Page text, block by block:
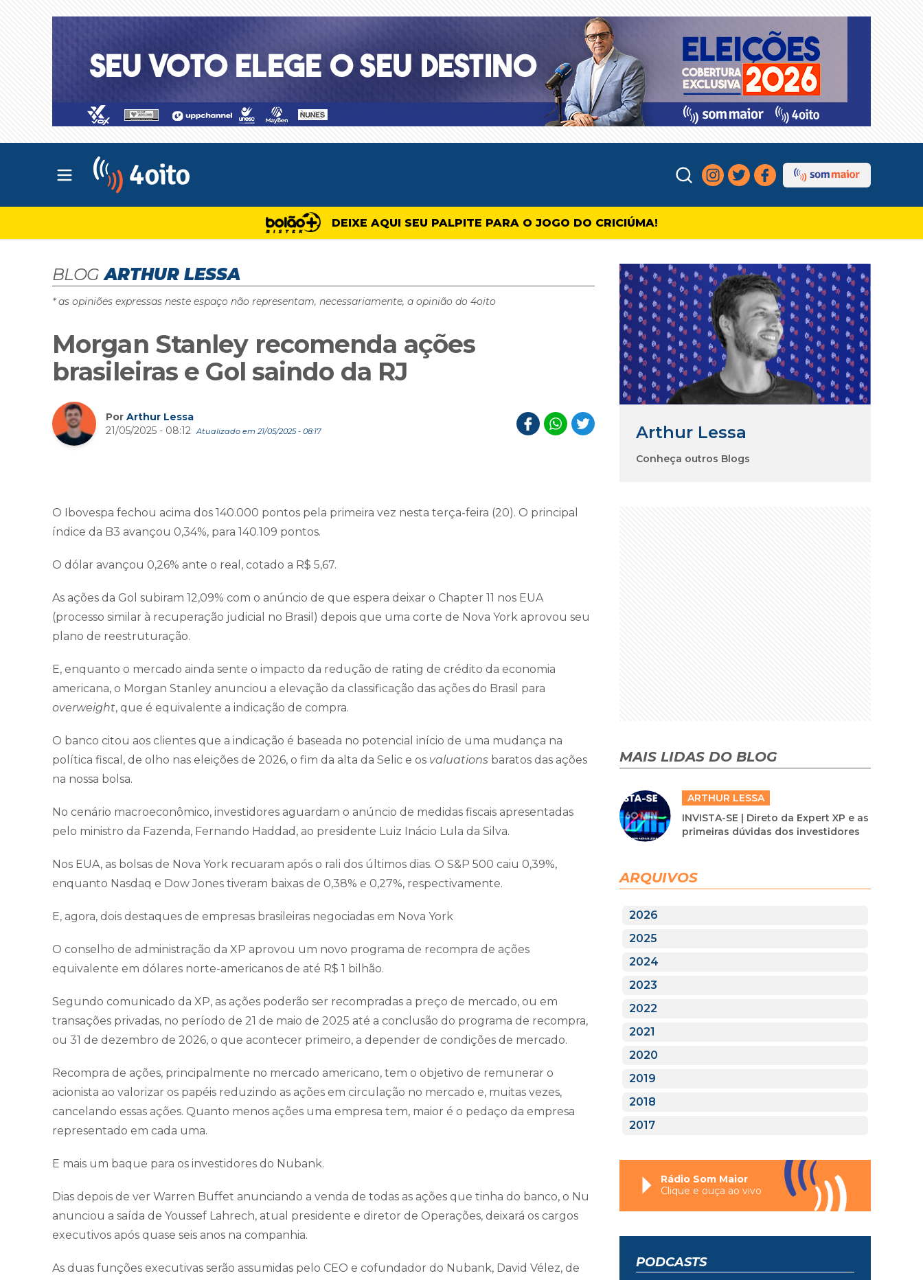
Abrir menu principal
DEIXE AQUI SEU PALPITE PARA O JOGO DO CRICIÚMA!
BLOG ARTHUR LESSA
* as opiniões expressas neste espaço não representam, necessariamente, a opinião do 4oito
Morgan Stanley recomenda ações
brasileiras e Gol saindo da RJ
Por Arthur Lessa
21/05/2025 - 08:12 Atualizado em 21/05/2025 - 08:17
O Ibovespa fechou acima dos 140.000 pontos pela primeira vez nesta terça-feira (20). O principal
índice da B3 avançou 0,34%, para 140.109 pontos.
O dólar avançou 0,26% ante o real, cotado a R$ 5,67.
As ações da Gol subiram 12,09% com o anúncio de que espera deixar o Chapter 11 nos EUA
(processo similar à recuperação judicial no Brasil) depois que uma corte de Nova York aprovou seu
plano de reestruturação.
E, enquanto o mercado ainda sente o impacto da redução de rating de crédito da economia
americana, o Morgan Stanley anunciou a elevação da classificação das ações do Brasil para
overweight, que é equivalente a indicação de compra.
O banco citou aos clientes que a indicação é baseada no potencial início de uma mudança na
política fiscal, de olho nas eleições de 2026, o fim da alta da Selic e os valuations baratos das ações
na nossa bolsa.
No cenário macroeconômico, investidores aguardam o anúncio de medidas fiscais apresentadas
pelo ministro da Fazenda, Fernando Haddad, ao presidente Luiz Inácio Lula da Silva.
Nos EUA, as bolsas de Nova York recuaram após o rali dos últimos dias. O S&P 500 caiu 0,39%,
enquanto Nasdaq e Dow Jones tiveram baixas de 0,38% e 0,27%, respectivamente.
E, agora, dois destaques de empresas brasileiras negociadas em Nova York
O conselho de administração da XP aprovou um novo programa de recompra de ações
equivalente em dólares norte-americanos de até R$ 1 bilhão.
Segundo comunicado da XP, as ações poderão ser recompradas a preço de mercado, ou em
transações privadas, no período de 21 de maio de 2025 até a conclusão do programa de recompra,
ou 31 de dezembro de 2026, o que acontecer primeiro, a depender de condições de mercado.
Recompra de ações, principalmente no mercado americano, tem o objetivo de remunerar o
acionista ao valorizar os papéis reduzindo as ações em circulação no mercado e, muitas vezes,
cancelando essas ações. Quanto menos ações uma empresa tem, maior é o pedaço da empresa
representado em cada uma.
E mais um baque para os investidores do Nubank.
Dias depois de ver Warren Buffet anunciando a venda de todas as ações que tinha do banco, o Nu
anunciou a saída de Youssef Lahrech, atual presidente e diretor de Operações, deixará os cargos
executivos após quase seis anos na companhia.
As duas funções executivas serão assumidas pelo CEO e cofundador do Nubank, David Vélez, de
Arthur Lessa
Conheça outros Blogs
MAIS LIDAS DO BLOG
ARTHUR LESSA
INVISTA-SE | Direto da Expert XP e as
primeiras dúvidas dos investidores
ARQUIVOS
2026
2025
2024
2023
2022
2021
2020
2019
2018
2017
Rádio Som Maior
Clique e ouça ao vivo
PODCASTS